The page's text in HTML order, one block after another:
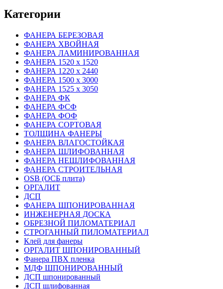
Категории
ФАНЕРА БЕРЕЗОВАЯ
ФАНЕРА ХВОЙНАЯ
ФАНЕРА ЛАМИНИРОВАННАЯ
ФАНЕРА 1520 х 1520
ФАНЕРА 1220 х 2440
ФАНЕРА 1500 х 3000
ФАНЕРА 1525 х 3050
ФАНЕРА ФК
ФАНЕРА ФСФ
ФАНЕРА ФОФ
ФАНЕРА СОРТОВАЯ
ТОЛЩИНА ФАНЕРЫ
ФАНЕРА ВЛАГОСТОЙКАЯ
ФАНЕРА ШЛИФОВАННАЯ
ФАНЕРА НЕШЛИФОВАННАЯ
ФАНЕРА СТРОИТЕЛЬНАЯ
OSB (ОСБ плита)
ОРГАЛИТ
ДСП
ФАНЕРА ШПОНИРОВАННАЯ
ИНЖЕНЕРНАЯ ДОСКА
ОБРЕЗНОЙ ПИЛОМАТЕРИАЛ
СТРОГАННЫЙ ПИЛОМАТЕРИАЛ
Клей для фанеры
ОРГАЛИТ ШПОНИРОВАННЫЙ
Фанера ПВХ пленка
МДФ ШПОНИРОВАННЫЙ
ДСП шпонированный
ДСП шлифованная